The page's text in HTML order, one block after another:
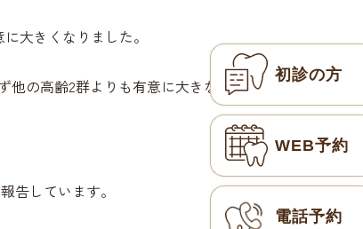
大きくなりました。
の高齢2群よりも有意に大きな結果となりまし
告しています。
初診の方
WEB予約
電話予約